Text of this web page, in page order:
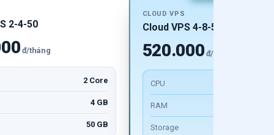
2-4-50
đ/tháng
2 Core
4 GB
50 GB
CLOUD VPS
Cloud VPS 4-8-50
520.000 đ/tháng
CPU
RAM
Storage